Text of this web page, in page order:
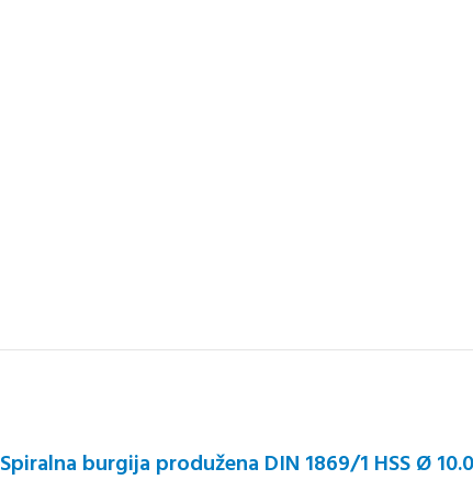
Spiralna burgija produžena DIN 1869/1 HSS Ø